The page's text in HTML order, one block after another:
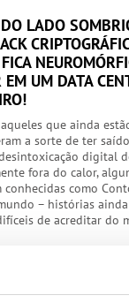
LADO
EM UM DATA
que ainda
a sorte de ter
digital
fora do calor,
conhecidas como
– histórias
de acreditar do